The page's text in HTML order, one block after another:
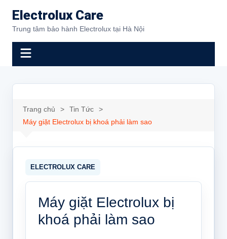
đến
phần
Electrolux Care
Trung tâm bảo hành Electrolux tại Hà Nội
Trang chủ
Tin Tức
Máy giặt Electrolux bị khoá phải làm sao
Máy giặt Electrolux bị
khoá phải làm sao